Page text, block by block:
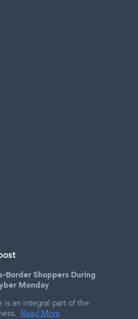
Border Shoppers During
Monday
is an integral part of the
Read More